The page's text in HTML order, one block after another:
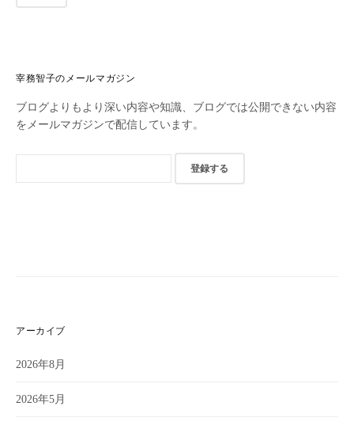
ド
宰務智子のメールマガジン
ブログよりもより深い内容や知識、ブログでは公開できない内容
をメールマガジンで配信しています。
アーカイブ
2026年8月
2026年5月